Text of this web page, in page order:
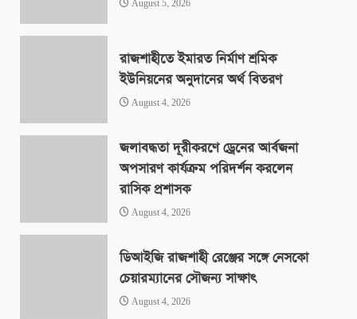
August 5, 2026
রাজশাহীতে ইমারত নির্মাণ শ্রমিক
ইউনিয়নের অনুদানের অর্থ বিতরণ
August 4, 2026
জলাবদ্ধতা দূরীকরণে ড্রেনের আর্বজনা
অপসারণ কার্যক্রম পরিদর্শন করলেন
রাসিক প্রশাসক
August 4, 2026
ডিআইজি রাজশাহী রেঞ্জের সঙ্গে নেসকো
চেয়ারম্যানের সৌজন্য সাক্ষাৎ
August 4, 2026